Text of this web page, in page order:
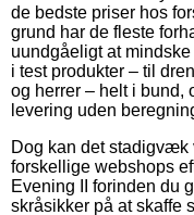
de bedste priser hos
grund har de fleste
uundgåeligt at
i test produkter – til
og herrer – helt i
levering uden
Dog kan det stadigvæk
forskellige webshops
Evening II forinden du
skråsikker på at skaffe